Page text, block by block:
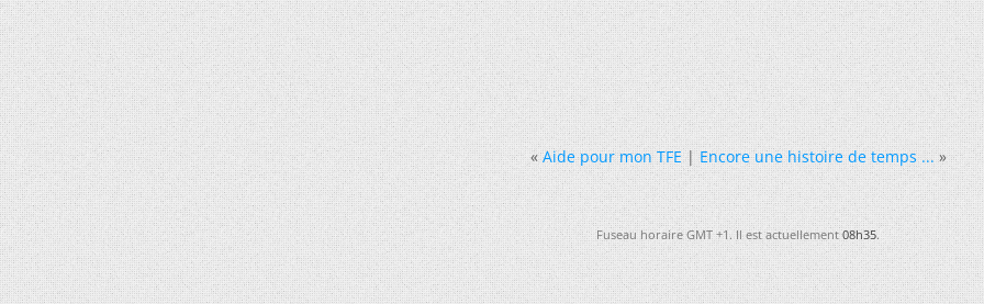
« Aide pour mon TFE|Encore une histoire de temps ... »
Fuseau horaire GMT +1. Il est actuellement08h35.